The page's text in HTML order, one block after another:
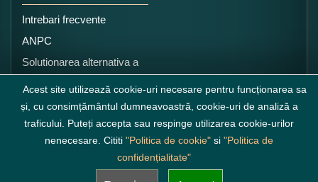
Intrebari frecvente
ANPC
Solutionarea alternativa a
litigiilor
Acest site utilizează cookie-uri necesare pentru funcționarea sa
și, cu consimțământul dumneavoastră, cookie-uri de analiză a
traficului. Puteți accepta sau respinge utilizarea cookie-urilor
nenecesare. Cititi "Politica de cookie" si "Politica de
confidențialitate"